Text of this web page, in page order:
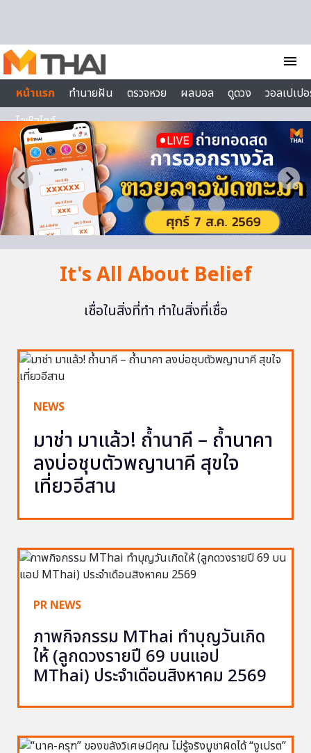
menu
หน้าแรก
ทำนายฝัน ตรวจหวย ผลบอล ดูดวง
วอลเปเป
ไลฟ์สไตล์
It's All About Belief
เชื่อในสิ่งที่ทำ ทำในสิ่งที่เชื่อ
NEWS
มาช่า มาแล้ว! ถ้ำนาคี – ถ้ำนาคา
ลงบ่อชุบตัวพญานาคี สุขใจ
เที่ยวอีสาน
PR NEWS
ภาพกิจกรรม MThai ทำบุญวันเกิด
ให้ (ลูกดวงรายปี 69 บนแอป
MThai) ประจำเดือนสิงหาคม 2569